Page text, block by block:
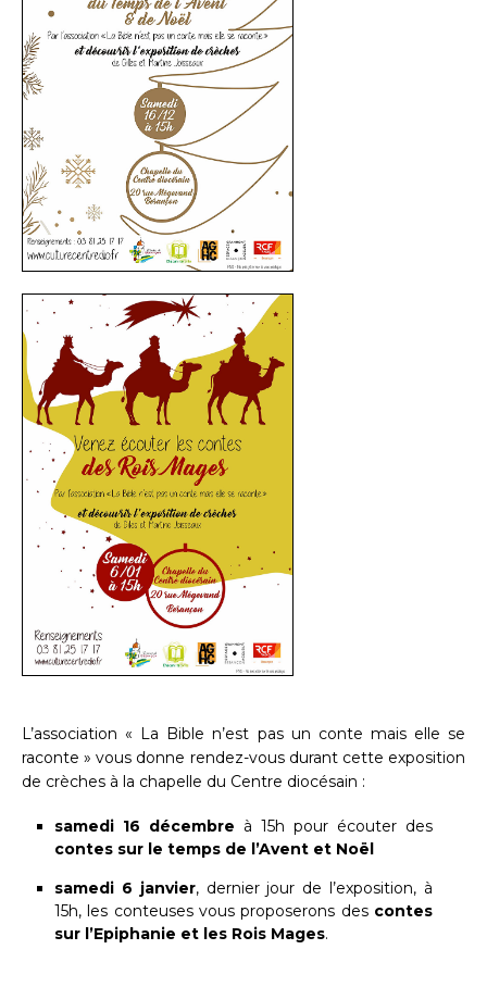
L’association « La Bible n’est pas un conte mais elle se
raconte » vous donne rendez-vous durant cette exposition
de crèches à la chapelle du Centre diocésain :
samedi 16 décembre à 15h pour écouter des
contes sur le temps de l’Avent et Noël
samedi 6 janvier, dernier jour de l’exposition, à
15h, les conteuses vous proposerons des contes
sur l’Epiphanie et les Rois Mages.